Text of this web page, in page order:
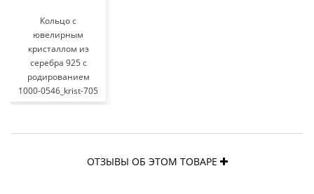
Кольцо с
ювелирным
кристаллом из
серебра 925 с
родированием
1000-0546_krist-705
ОТЗЫВЫ ОБ ЭТОМ ТОВАРЕ